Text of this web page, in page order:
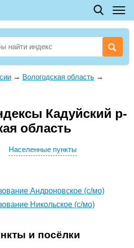
→ Вологодская область →
Кадуйский р-
область
Населенные пункты
Андроновское (с/мо)
Никольское (с/мо)
и посёлки